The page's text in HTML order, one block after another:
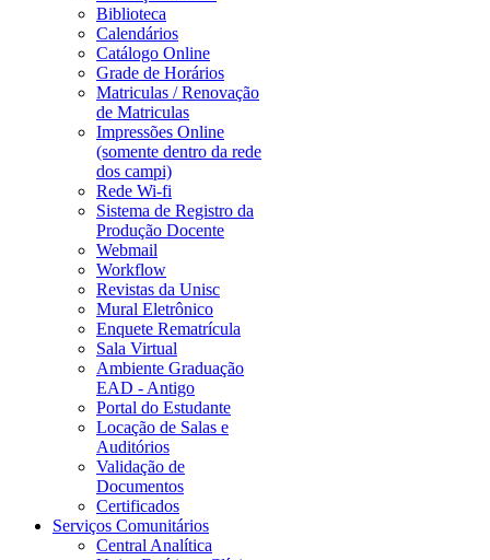
Biblioteca
Calendários
Catálogo Online
Grade de Horários
Matriculas / Renovação
de Matriculas
Impressões Online
(somente dentro da rede
dos campi)
Rede Wi-fi
Sistema de Registro da
Produção Docente
Webmail
Workflow
Revistas da Unisc
Mural Eletrônico
Enquete Rematrícula
Sala Virtual
Ambiente Graduação
EAD - Antigo
Portal do Estudante
Locação de Salas e
Auditórios
Validação de
Documentos
Certificados
Serviços Comunitários
Central Analítica